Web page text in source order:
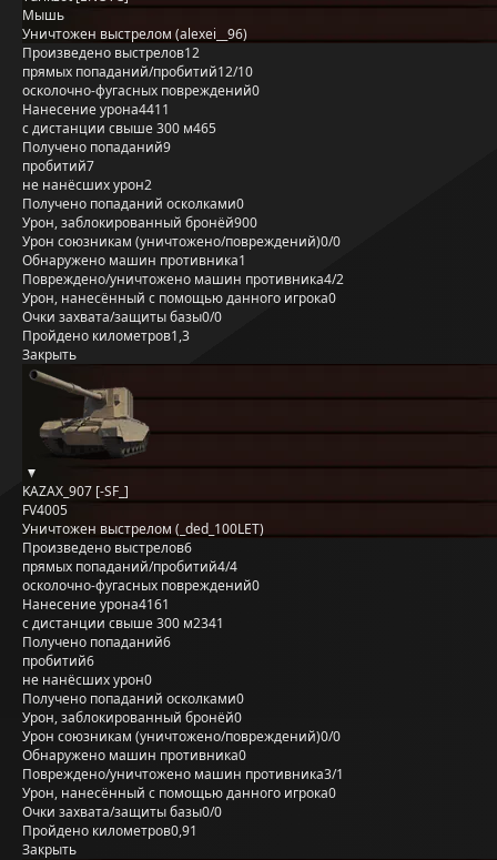
Мышь
Уничтожен выстрелом (alexei__96)
Произведено выстрелов12
прямых попаданий/пробитий12/10
осколочно-фугасных повреждений0
Нанесение урона4411
с дистанции свыше 300 м465
Получено попаданий9
пробитий7
не нанёсших урон2
Получено попаданий осколками0
Урон, заблокированный бронёй900
Урон союзникам (уничтожено/повреждений)0/0
Обнаружено машин противника1
Повреждено/уничтожено машин противника4/2
Урон, нанесённый с помощью данного игрока0
Очки захвата/защиты базы0/0
Пройдено километров1,3
Закрыть
KAZAX_907 [-SF_]
FV4005
Уничтожен выстрелом (_ded_100LET)
Произведено выстрелов6
прямых попаданий/пробитий4/4
осколочно-фугасных повреждений0
Нанесение урона4161
с дистанции свыше 300 м2341
Получено попаданий6
пробитий6
не нанёсших урон0
Получено попаданий осколками0
Урон, заблокированный бронёй0
Урон союзникам (уничтожено/повреждений)0/0
Обнаружено машин противника0
Повреждено/уничтожено машин противника3/1
Урон, нанесённый с помощью данного игрока0
Очки захвата/защиты базы0/0
Пройдено километров0,91
Закрыть